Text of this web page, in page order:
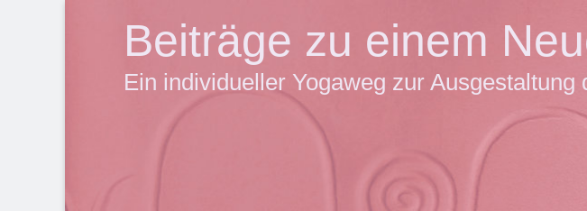
Beiträge zu einem
Ein individueller Yogaweg zur Ausgestaltung